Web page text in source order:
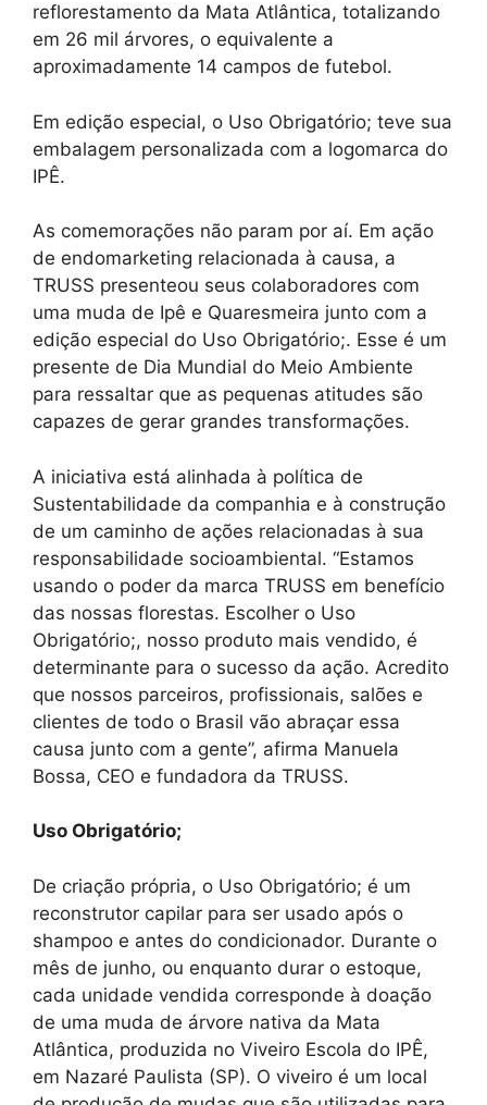
reflorestamento da Mata Atlântica, totalizando
em 26 mil árvores, o equivalente a
aproximadamente 14 campos de futebol.
Em edição especial, o Uso Obrigatório; teve sua
embalagem personalizada com a logomarca do
IPÊ.
As comemorações não param por aí. Em ação
de endomarketing relacionada à causa, a
TRUSS presenteou seus colaboradores com
uma muda de Ipê e Quaresmeira junto com a
edição especial do Uso Obrigatório;. Esse é um
presente de Dia Mundial do Meio Ambiente
para ressaltar que as pequenas atitudes são
capazes de gerar grandes transformações.
A iniciativa está alinhada à política de
Sustentabilidade da companhia e à construção
de um caminho de ações relacionadas à sua
responsabilidade socioambiental. “Estamos
usando o poder da marca TRUSS em benefício
das nossas florestas. Escolher o Uso
Obrigatório;, nosso produto mais vendido, é
determinante para o sucesso da ação. Acredito
que nossos parceiros, profissionais, salões e
clientes de todo o Brasil vão abraçar essa
causa junto com a gente”, afirma Manuela
Bossa, CEO e fundadora da TRUSS.
Uso Obrigatório;
De criação própria, o Uso Obrigatório; é um
reconstrutor capilar para ser usado após o
shampoo e antes do condicionador. Durante o
mês de junho, ou enquanto durar o estoque,
cada unidade vendida corresponde à doação
de uma muda de árvore nativa da Mata
Atlântica, produzida no Viveiro Escola do IPÊ,
em Nazaré Paulista (SP). O viveiro é um local